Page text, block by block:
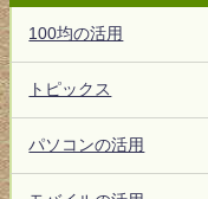
100均の活用
トピックス
パソコンの活用